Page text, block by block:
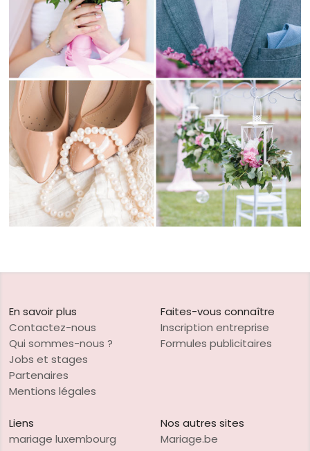
En savoir plus
Contactez-nous
Qui sommes-nous ?
Jobs et stages
Partenaires
Mentions légales
Faites-vous connaître
Inscription entreprise
Formules publicitaires
Liens
mariage luxembourg
Nos autres sites
Mariage.be